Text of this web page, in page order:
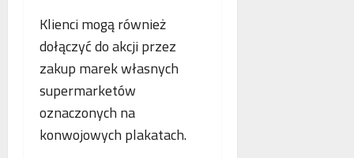
Klienci mogą również
dołączyć do akcji przez
zakup marek własnych
supermarketów
oznaczonych na
konwojowych plakatach.